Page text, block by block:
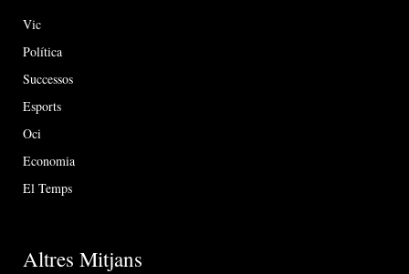
Vic
Política
Successos
Esports
Oci
Economia
El Temps
Altres Mitjans